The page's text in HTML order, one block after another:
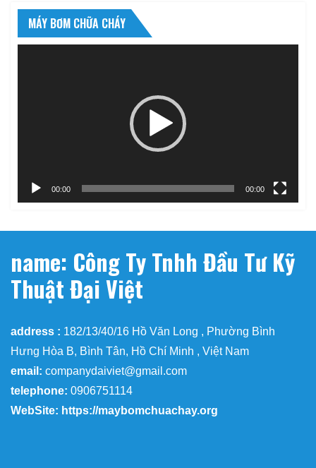
MÁY BƠM CHỮA CHÁY
00:00 00:00
name: Công Ty Tnhh Đầu Tư Kỹ
Thuật Đại Việt
address : 182/13/40/16 Hồ Văn Long , Phường Bình
Hưng Hòa B, Bình Tân, Hồ Chí Minh , Việt Nam
email: companydaiviet@gmail.com
telephone: 0906751114
WebSite: https://maybomchuachay.org